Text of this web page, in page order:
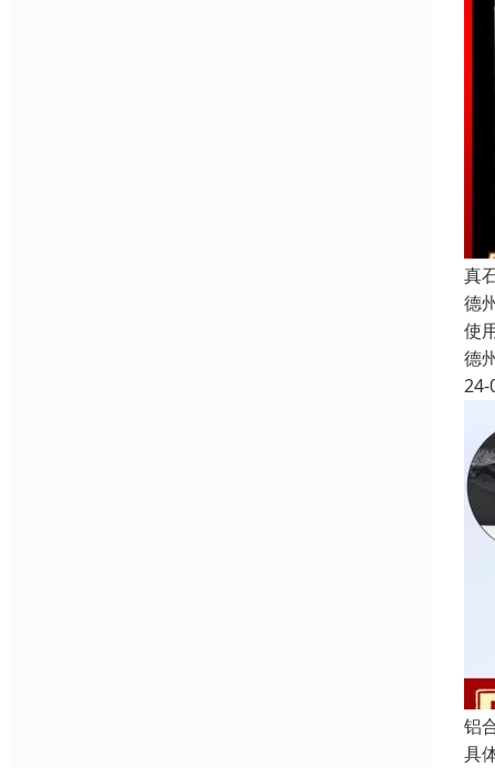
真
德
使
德
24-
铝
具